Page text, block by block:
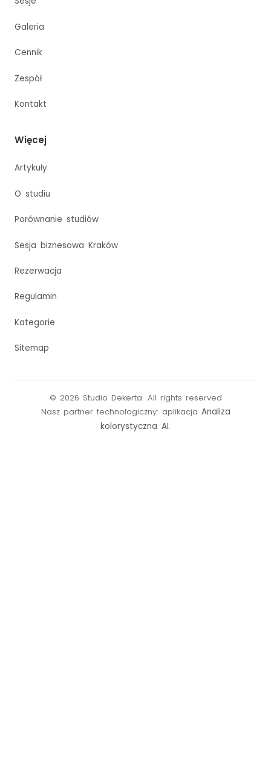
Galeria
Cennik
Zespół
Kontakt
Więcej
Artykuły
O studiu
Porównanie studiów
Sesja biznesowa Kraków
Rezerwacja
Regulamin
Kategorie
Sitemap
© 2026 Studio Dekerta. All rights reserved
Nasz partner technologiczny: aplikacja Analiza
kolorystyczna AI.